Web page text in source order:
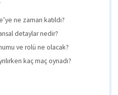
ne zaman katıldı?
detaylar nedir?
ve rolü ne olacak?
kaç maç oynadı?